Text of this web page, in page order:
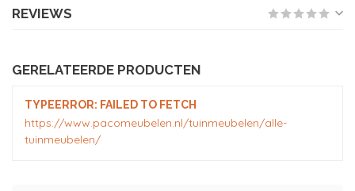
REVIEWS
GERELATEERDE PRODUCTEN
TYPEERROR: FAILED TO FETCH
https://www.pacomeubelen.nl/tuinmeubelen/alle-
tuinmeubelen/